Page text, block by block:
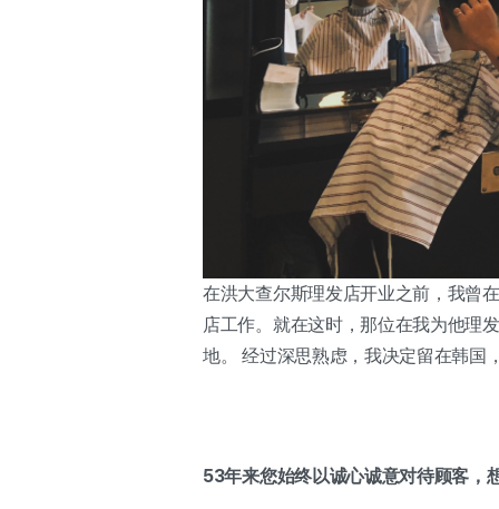
在洪大查尔斯理发店开业之前，我曾
店工作。就在这时，那位在我为他理
地。 经过深思熟虑，我决定留在韩国
53年来您始终以诚心诚意对待顾客，